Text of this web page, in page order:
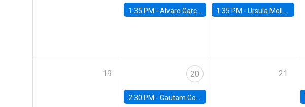
1:35 PM - Alvaro Garcia-Marin, Universidad de Los Andes 1:35 PM -Ursula Mello, Insper - Institute of Education and Research
19 20
2:30 PM - Gautam Gowrisankaran, Columbia University
21